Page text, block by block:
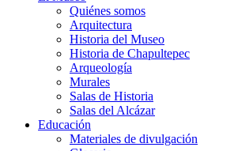
Quiénes somos
Arquitectura
Historia del Museo
Historia de Chapultepec
Arqueología
Murales
Salas de Historia
Salas del Alcázar
Educación
Materiales de divulgación